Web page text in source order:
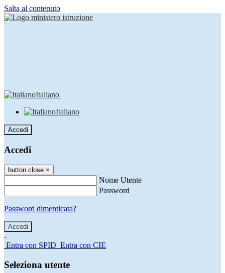
Salta al contenuto
Italiano
Italiano
Accedi
Accedi
button close ×
Nome Utente
Password
Password dimenticata?
-
Entra con SPID Entra con CIE
Seleziona utente